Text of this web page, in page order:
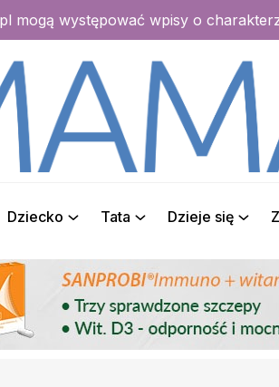
mogą występować wpisy o
Dziecko Tata Dzieje się